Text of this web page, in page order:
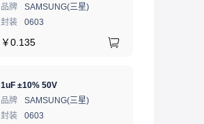
品牌
SAMSUNG(三星)
封装
0603
￥0.135
1uF ±10% 50V
品牌
SAMSUNG(三星)
封装
0603